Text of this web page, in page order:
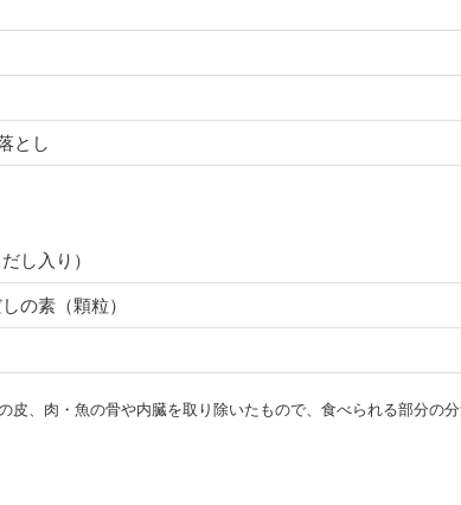
とし
し入り）
の素（顆粒）
皮、肉・魚の骨や内臓を取り除いたもので、食べられる部分の